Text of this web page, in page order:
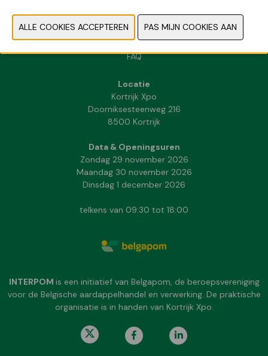
Contact
Pers- en beeldmateriaal
FAQ
Locatie
Kortrijk Xpo
Doorniksesteenweg 216
8500 Kortrijk
Data & Openingsuren
Zondag 29 november 2026
Maandag 30 november 2026
Dinsdag 1 december 2026
telkens van 09:30 tot 18:00
INTERPOM is een initiatief van Belgapom, de beroepsvereniging
voor de Belgische aardappelhandel en verwerking. De praktische
organisatie is in handen van Kortrijk Xpo.